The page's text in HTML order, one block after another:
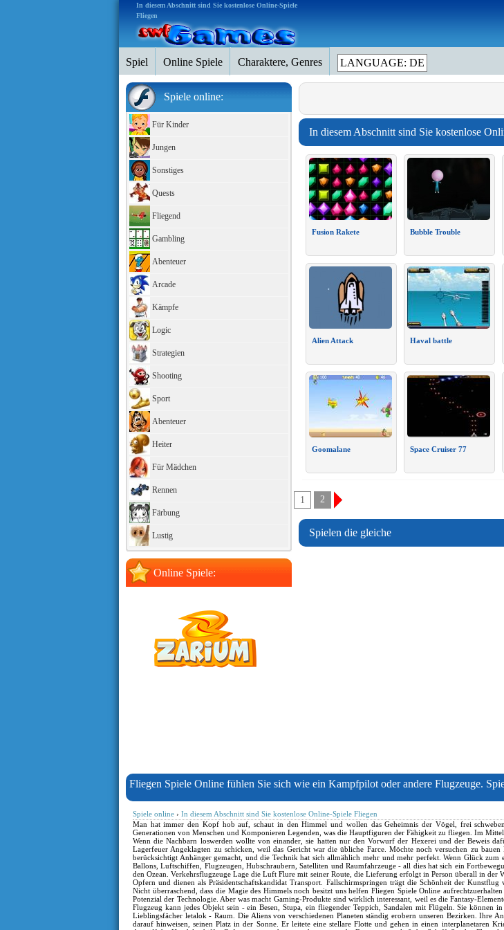
In diesem Abschnitt sind Sie kostenlose Online-Spiele
Fliegen
Fliegen Spiele Online fühlen Sie sich wie ein Kampfpilot oder andere Flugzeuge.
Spiele online › In diesem Abschnitt sind Sie kostenlose Online-Spiele Fliegen
Man hat immer den Kopf hob auf, schaut in den Himmel und wollen das Geheimnis der Vögel, frei
Generationen von Menschen und Komponieren Legenden, was die Hauptfiguren der Fähigkeit zu fliegen. Im
Wenn die Nachbarn loswerden wollte von einander, sie hatten nur den Vorwurf der Hexerei und der Beweis
Lagerfeuer Angeklagten zu schicken, weil das Gericht war die übliche Farce. Möchte noch versuchen zu
berücksichtigt Anhänger gemacht, und die Technik hat sich allmählich mehr und mehr perfekt. Wenn Glück
Ballons, Luftschiffen, Flugzeugen, Hubschraubern, Satelliten und Raumfahrzeuge - all dies hat sich ein
den Ozean. Verkehrsflugzeuge Lage die Luft Flure mit seiner Route, die Lieferung erfolgt in Person überall in
Opfern und dienen als Präsidentschaftskandidat Transport. Fallschirmspringen trägt die Schönheit der
Nicht überraschend, dass die Magie des Himmels noch besitzt uns helfen Fliegen Spiele Online
Potenzial der Technologie. Aber was macht Gaming-Produkte sind wirklich interessant, weil es die Fantasy-
Flugzeug kann jedes Objekt sein - ein Besen, Stupa, ein fliegender Teppich, Sandalen mit Flügeln. Sie können
Lieblingsfächer letalok - Raum. Die Aliens von verschiedenen Planeten ständig erobern unseren Bezirken.
darauf hinweisen, seinen Platz in der Sonne. Er leitete eine stellare Flotte und gehen in einen interplanetaren
Spiel Online Spiele Charaktere, Genres LANGUAGE: DE
Spiele online:
Für Kinder
Jungen
Sonstiges
Quests
Fliegend
Gambling
Abenteuer
Arcade
Kämpfe
Logic
Strategien
Shooting
Sport
Abenteuer
Heiter
Für Mädchen
Rennen
Färbung
Lustig
Online Spiele:
In diesem Abschnitt sind Sie kostenlose
Fusion Rakete Bubble Trouble
Alien Attack Haval battle
Goomalane Space Cruiser 77
1 2
Spielen die gleiche